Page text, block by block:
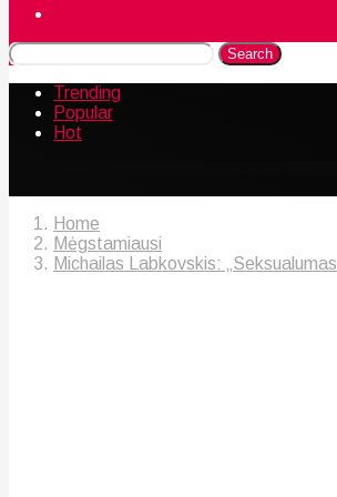
Search
Trending
Popular
Hot
Home
Mėgstamiausi
Michailas Labkovskis: